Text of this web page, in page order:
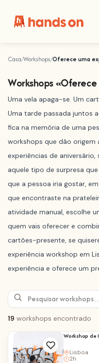
Casa Workshops Oferece uma
Workshops
Uma vela apaga-se. Um
Uma tarde passada juntos
fica na memória de uma
workshops que dão origem
experiências de
aquele tipo de surpresa
que a pessoa iria gostar,
que encontraste na
atividade manual, escolhe
quem vais oferecer e
cartões-presente, se
experiência workshop em
experiência e oferece um
19 workshops encontrado
Workshop
Lisboa
2h